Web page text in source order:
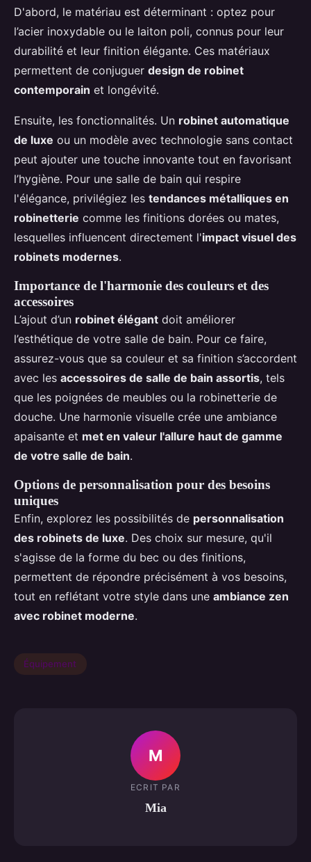
D'abord, le matériau est déterminant : optez pour
l’acier inoxydable ou le laiton poli, connus pour leur
durabilité et leur finition élégante. Ces matériaux
permettent de conjuguer design de robinet
contemporain et longévité.
Ensuite, les fonctionnalités. Un robinet automatique
de luxe ou un modèle avec technologie sans contact
peut ajouter une touche innovante tout en favorisant
l’hygiène. Pour une salle de bain qui respire
l'élégance, privilégiez les tendances métalliques en
robinetterie comme les finitions dorées ou mates,
lesquelles influencent directement l'impact visuel des
robinets modernes.
Importance de l'harmonie des couleurs et des
accessoires
L’ajout d’un robinet élégant doit améliorer
l’esthétique de votre salle de bain. Pour ce faire,
assurez-vous que sa couleur et sa finition s’accordent
avec les accessoires de salle de bain assortis, tels
que les poignées de meubles ou la robinetterie de
douche. Une harmonie visuelle crée une ambiance
apaisante et met en valeur l'allure haut de gamme
de votre salle de bain.
Options de personnalisation pour des besoins
uniques
Enfin, explorez les possibilités de personnalisation
des robinets de luxe. Des choix sur mesure, qu'il
s'agisse de la forme du bec ou des finitions,
permettent de répondre précisément à vos besoins,
tout en reflétant votre style dans une ambiance zen
avec robinet moderne.
Équipement
M
ECRIT PAR
Mia